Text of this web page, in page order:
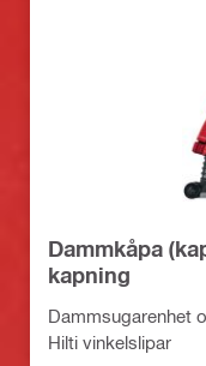
Dammkåpa
kapning
Dammsugarenhet
Hilti vinkelslipar